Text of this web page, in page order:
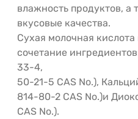
влажность продуктов, а
вкусовые качества.
Сухая молочная кислота
сочетание
33-4,
50-21-5 CAS No.),
814-80-2 CAS No.)и
CAS No.).